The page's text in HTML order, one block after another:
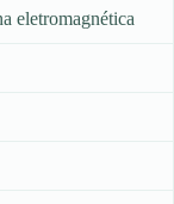
eletromagnética